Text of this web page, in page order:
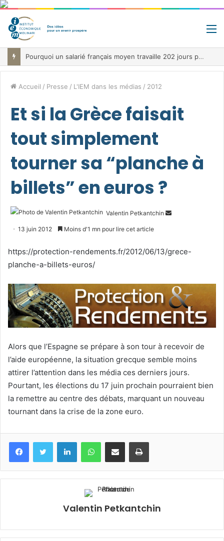
Pourquoi un salarié français moyen travaille 202 jours par an pour financer impôts et cotisations, un record dans toute l’Union européenne
Accueil / Presse / L'IEM dans les médias / 2012
Et si la Grèce faisait
tout simplement
tourner sa “planche à
billets” en euros ?
Valentin Petkantchin
Envoyer
13 juin 2012 Moins d'1 mn pour lire cet article
https://protection-rendements.fr/2012/06/13/grece-
planche-a-billets-euros/
Alors que l’Espagne se prépare à son tour à recevoir de
l’aide européenne, la situation grecque semble moins
attirer l’attention dans les média ces derniers jours.
Pourtant, les élections du 17 juin prochain pourraient bien
la remettre au centre des débats, marquant un nouveau
tournant dans la crise de la zone euro.
FacebookTwitter LinkedinWhatsApp
Partagez par mail Imprimez
Valentin Petkantchin